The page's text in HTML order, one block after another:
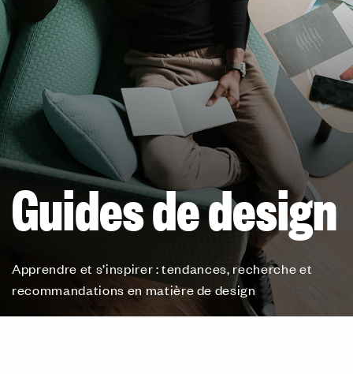
Guides de design
Apprendre et s’inspirer : tendances, recherche et
recommandations en matière de design